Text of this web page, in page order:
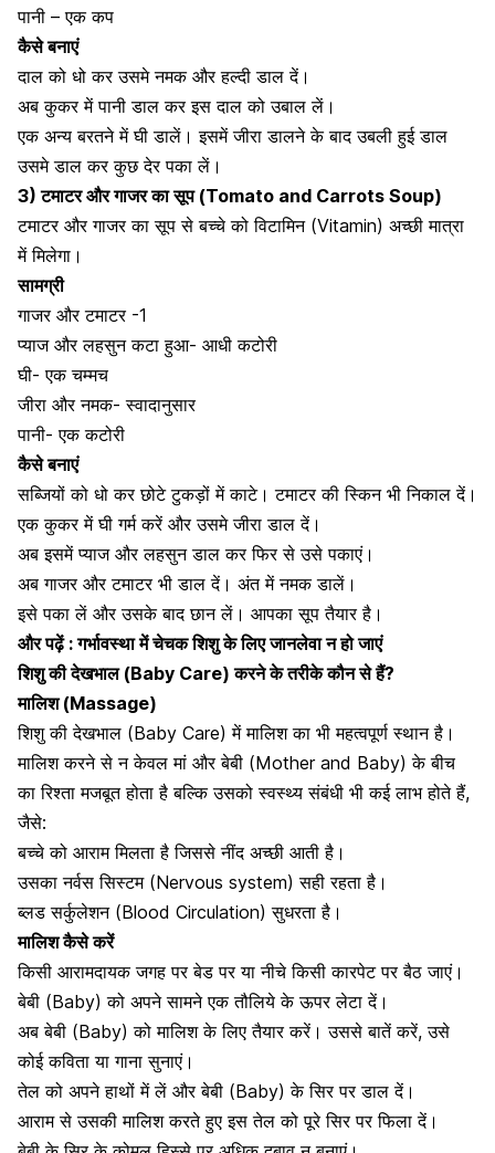
पानी – एक कप
कैसे बनाएं
दाल को धो कर उसमे नमक और हल्दी डाल दें।
अब कुकर में पानी डाल कर इसदाल को उबाल लें।
एक अन्य बरतने में घी डालें। इसमें जीरा डालने के बाद उबली हुई डाल
उसमे डाल कर कुछ देर पका लें।
3) टमाटर और गाजर का सूप (Tomato and Carrots Soup)
टमाटर और गाजर का सूप से बच्चे कोविटामिन (Vitamin) अच्छी मात्रा
में मिलेगा।
सामग्री
गाजर और टमाटर -1
प्याज और लहसुन कटा हुआ- आधी कटोरी
घी- एक चम्मच
जीरा और नमक- स्वादानुसार
पानी- एक कटोरी
कैसे बनाएं
सब्जियों को धो कर छोटे टुकड़ों में काटे। टमाटर की स्किन भी निकाल दें।
एक कुकर में घी गर्म करें और उसमे जीरा डाल दें।
अब इसमें प्याज और लहसुन डाल कर फिर से उसे पकाएं।
अब गाजर और टमाटर भी डाल दें। अंत में नमक डालें।
इसे पका लें और उसके बाद छान लें। आपका सूप तैयार है।
और पढ़ें :गर्भावस्था में चेचक शिशु के लिए जानलेवा न हो जाएं
शिशु की देखभाल (Baby Care) करने के तरीके कौन से हैं?
मालिश (Massage)
शिशु की देखभाल (Baby Care) में मालिश का भी महत्वपूर्ण स्थान है।
मालिश करने से न केवल मां और बेबी (Mother and Baby) के बीच
का रिश्ता मजबूत होता है बल्कि उसको स्वस्थ्य संबंधी भी कई लाभ होते हैं,
जैसे:
बच्चे को आराम मिलता है जिससे नींद अच्छी आती है।
उसकानर्वस सिस्टम (Nervous system) सही रहता है।
ब्लड सर्कुलेशन (Blood Circulation) सुधरता है।
मालिश कैसे करें
किसी आरामदायक जगह पर बेड पर या नीचे किसी कारपेट पर बैठ जाएं।
बेबी (Baby) को अपने सामने एक तौलिये के ऊपर लेटा दें।
अब बेबी (Baby) को मालिश के लिए तैयार करें। उससे बातें करें, उसे
कोई कविता या गाना सुनाएं।
तेल को अपने हाथों में लें और बेबी (Baby) के सिर पर डाल दें।
आराम से उसकी मालिश करते हुए इस तेल को पूरे सिर पर फिला दें।